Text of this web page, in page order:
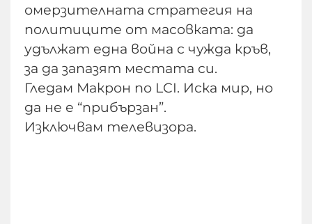
омерзителната стратегия на
политиците от масовката: да
удължат една война с чужда кръв,
за да запазят местата си.
Гледам Макрон по LCI. Иска мир, но
да не е “прибързан”.
Изключвам телевизора.